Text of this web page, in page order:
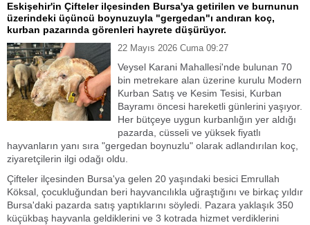
Eskişehir'in Çifteler ilçesinden Bursa'ya getirilen ve burnunun
üzerindeki üçüncü boynuzuyla "gergedan"ı andıran koç,
kurban pazarında görenleri hayrete düşürüyor.
22 Mayıs 2026 Cuma 09:27
Veysel Karani Mahallesi'nde bulunan 70
bin metrekare alan üzerine kurulu Modern
Kurban Satış ve Kesim Tesisi, Kurban
Bayramı öncesi hareketli günlerini yaşıyor.
Her bütçeye uygun kurbanlığın yer aldığı
pazarda, cüsseli ve yüksek fiyatlı
hayvanların yanı sıra "gergedan boynuzlu" olarak adlandırılan koç,
ziyaretçilerin ilgi odağı oldu.
Çifteler ilçesinden Bursa'ya gelen 20 yaşındaki besici Emrullah
Köksal, çocukluğundan beri hayvancılıkla uğraştığını ve birkaç yıldır
Bursa'daki pazarda satış yaptıklarını söyledi. Pazara yaklaşık 350
küçükbaş hayvanla geldiklerini ve 3 kotrada hizmet verdiklerini